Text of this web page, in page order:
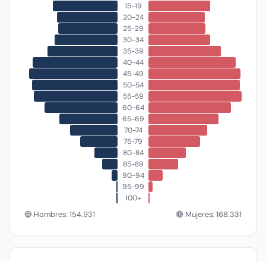
15-19
20-24
25-29
30-34
35-39
40-44
45-49
50-54
55-59
60-64
65-69
70-74
75-79
80-84
85-89
90-94
95-99
100+
🔵 Hombres: 154.931 🔴 Mujeres: 168.331